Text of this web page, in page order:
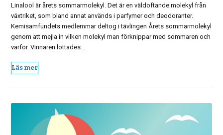
Linalool är årets sommarmolekyl. Det är en väldoftande molekyl från
växtriket, som bland annat används i parfymer och deodoranter.
Kemisamfundets medlemmar deltog i tävlingen Årets sommarmolekyl
genom att mejla in vilken molekyl man förknippar med sommaren och
varför. Vinnaren lottades…
Läs mer